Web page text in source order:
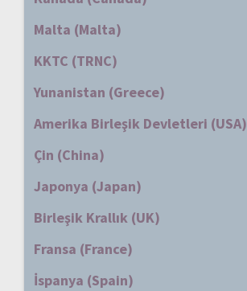
Malta (Malta)
KKTC (TRNC)
Yunanistan (Greece)
Amerika Birleşik Devletleri (USA)
Çin (China)
Japonya (Japan)
Birleşik Krallık (UK)
Fransa (France)
İspanya (Spain)